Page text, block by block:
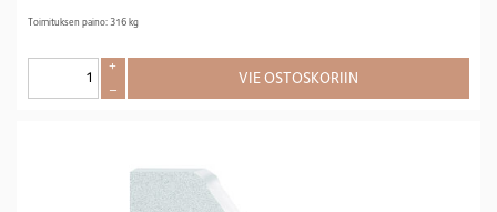
Toimituksen paino: 316 kg
+
–
VIE OSTOSKORIIN